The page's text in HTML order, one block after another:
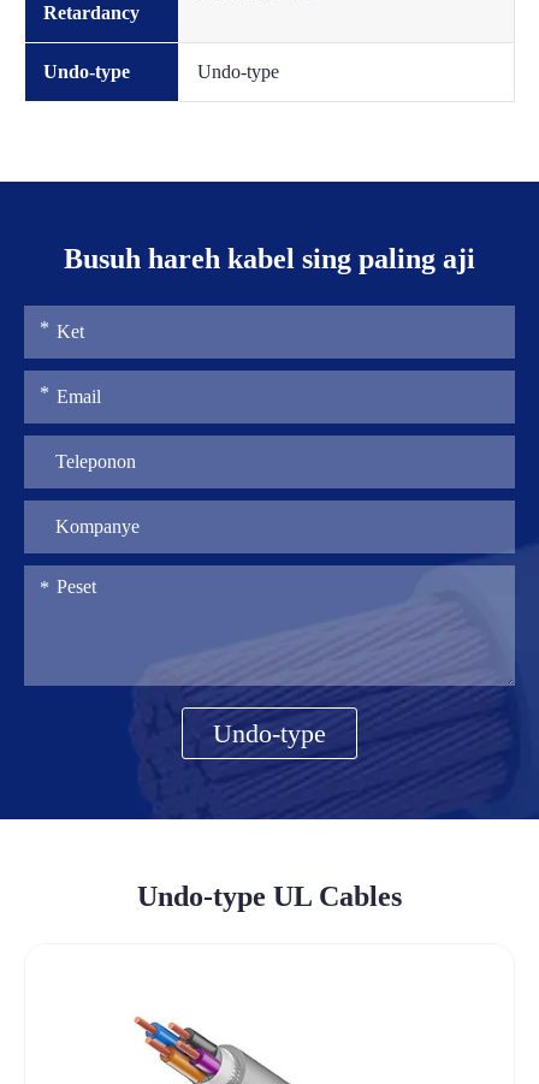
Retardancy
Undo-type Undo-type
Busuh hareh kabel sing paling aji
Undo-type
Undo-type UL Cables